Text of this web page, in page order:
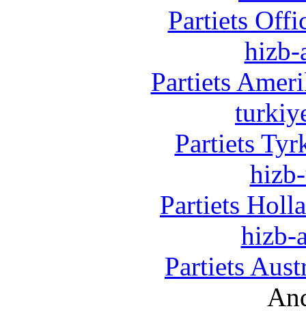
Partiets
hizb-
Partiets
Partiets
Partiets
hizb-
Partiets